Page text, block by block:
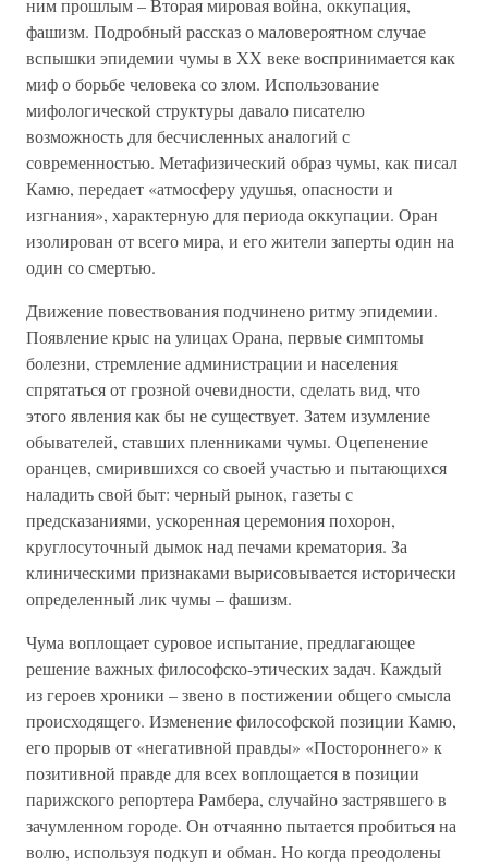
ним прошлым – Вторая мировая война, оккупация,
фашизм. Подробный рассказ о маловероятном случае
вспышки эпидемии чумы в XX веке воспринимается как
миф о борьбе человека со злом. Использование
мифологической структуры давало писателю
возможность для бесчисленных аналогий с
современностью. Метафизический образ чумы, как писал
Камю, передает «атмосферу удушья, опасности и
изгнания», характерную для периода оккупации. Оран
изолирован от всего мира, и его жители заперты один на
один со смертью.
Движение повествования подчинено ритму эпидемии.
Появление крыс на улицах Орана, первые симптомы
болезни, стремление администрации и населения
спрятаться от грозной очевидности, сделать вид, что
этого явления как бы не существует. Затем изумление
обывателей, ставших пленниками чумы. Оцепенение
оранцев, смирившихся со своей участью и пытающихся
наладить свой быт: черный рынок, газеты с
предсказаниями, ускоренная церемония похорон,
круглосуточный дымок над печами крематория. За
клиническими признаками вырисовывается исторически
определенный лик чумы – фашизм.
Чума воплощает суровое испытание, предлагающее
решение важных философско-этических задач. Каждый
из героев хроники – звено в постижении общего смысла
происходящего. Изменение философской позиции Камю,
его прорыв от «негативной правды» «Постороннего» к
позитивной правде для всех воплощается в позиции
парижского репортера Рамбера, случайно застрявшего в
зачумленном городе. Он отчаянно пытается пробиться на
волю, используя подкуп и обман. Но когда преодолены